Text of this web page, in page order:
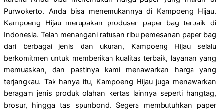
Purwokerto. Anda bisa menemukannya di Kampoeng Hijau.
Kampoeng Hijau merupakan produsen paper bag terbaik di
Indonesia. Telah menangani ratusan ribu pemesanan paper bag
dari berbagai jenis dan ukuran, Kampoeng Hijau selalu
berkomitmen untuk memberikan kualitas terbaik, layanan yang
memuaskan, dan pastinya kami menawarkan harga yang
terjangkau. Tak hanya itu, Kampoeng Hijau juga menawarkan
beragam jenis produk olahan kertas lainnya seperti hangtag,
brosur, hingga tas spunbond. Segera membutuhkan paper